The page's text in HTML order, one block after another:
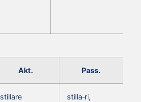
Akt. Pass.
stillare
stilla‑ri,